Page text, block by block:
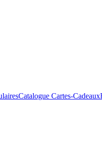
Catalogue Cartes-Cadeaux